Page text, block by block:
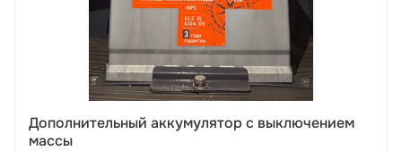
Дополнительный аккумулятор с выключением
массы